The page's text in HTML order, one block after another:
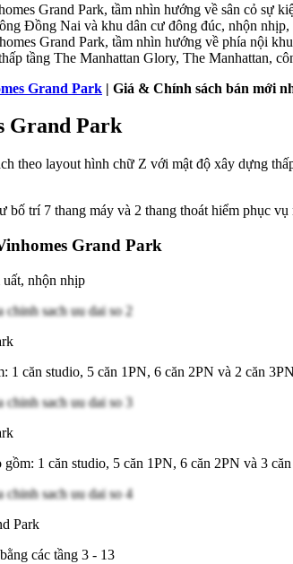
Grand Park, tầm nhìn hướng về sân cỏ sự
Đồng Nai và khu dân cư đông đúc, nhộn
Grand Park, tầm nhìn hướng về phía nội
tầng The Manhattan Glory, The Manhattan,
Grand Park | Giá & Chính sách bán mới
Grand Park
theo layout hình chữ Z với mật độ xây dựng
trí 7 thang máy và 2 thang thoát hiểm phục
Grand Park
uất, nhộn nhịp
1 căn studio, 5 căn 1PN, 6 căn 2PN và 2 căn 3PN
gồm: 1 căn studio, 5 căn 1PN, 6 căn 2PN và 3
Park
các tầng 3 - 13